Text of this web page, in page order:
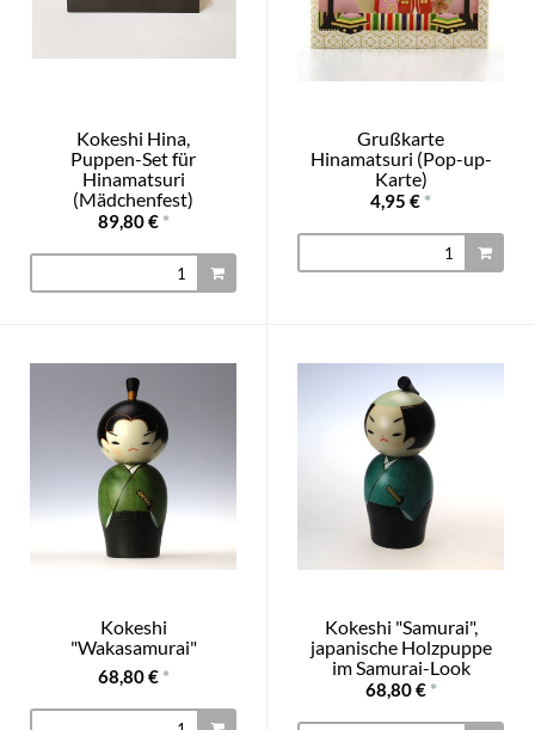
Kokeshi Hina,
Puppen-Set für
Hinamatsuri
(Mädchenfest)
89,80 € *
Grußkarte
Hinamatsuri (Pop-up-
Karte)
4,95 € *
Kokeshi
"Wakasamurai"
68,80 € *
Kokeshi "Samurai",
japanische Holzpuppe
im Samurai-Look
68,80 € *